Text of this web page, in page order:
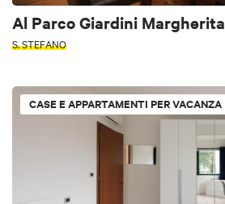
Al Parco Giardini Margherita
S. STEFANO
CASE E APPARTAMENTI PER VACANZA